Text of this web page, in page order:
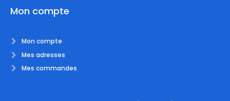
Mon compte
Mon compte
Mes adresses
Mes commandes